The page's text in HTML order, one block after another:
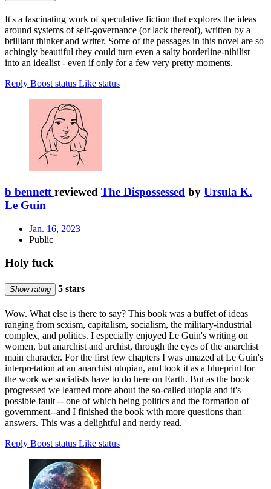
It's a fascinating work of speculative fiction that explores the ideas
around systems of self-governance (or lack thereof), written by a
brilliant thinker and writer. Some of the passages in this novel are so
achingly beautiful they could turn even a salty borderline-nihilist
into an idealist - even if only for a few very pretty moments.
Reply Boost status Like status
b bennett reviewed The Dispossessed by Ursula K.
Le Guin
Jan. 16, 2023
Public
Holy fuck
Show rating 5 stars
Wow. What else is there to say? This book was a buffet of ideas
ranging from sexism, capitalism, socialism, the military-industrial
complex, and politics. I especially enjoyed Le Guin's writing on
women, but anarchist and archist, through the eyes of the anarchist
main character. For the first few chapters I was amazed at Le Guin's
interpretation at an anarchist utopian, and took it as a blueprint for
the work we socialists have to do here on Earth. But as the book
progressed we learned more about the so-called utopia and it's
possible fault -- one of which being politics and the formation of
government--and I finished the book with more questions than
answers. This was a delightful and nerdy read.
Reply Boost status Like status